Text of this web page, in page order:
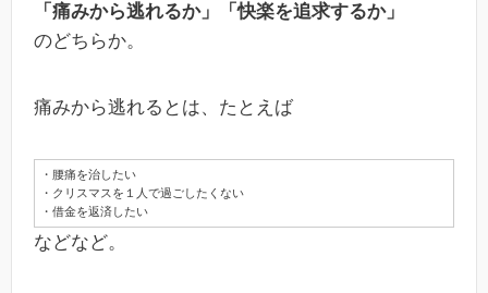
「痛みから逃れるか」「快楽を追求するか」
のどちらか。
痛みから逃れるとは、たとえば
・腰痛を治したい
・クリスマスを１人で過ごしたくない
・借金を返済したい
などなど。